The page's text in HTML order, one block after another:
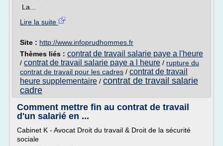
La...
Lire la suite
Site : http://www.infoprudhommes.fr
Thèmes liés : contrat de travail salarie paye a l'heure
/ contrat de travail salarie paye a l heure / rupture du
contrat de travail pour les cadres / contrat de travail
heure supplementaire / contrat de travail salarie
cadre
Comment mettre fin au contrat de travail
d'un salarié en ...
Cabinet K - Avocat Droit du travail & Droit de la sécurité
sociale